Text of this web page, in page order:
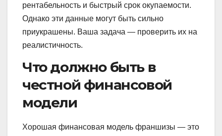
рентабельность и быстрый срок окупаемости.
Однако эти данные могут быть сильно
приукрашены. Ваша задача — проверить их на
реалистичность.
Что должно быть в
честной финансовой
модели
Хорошая финансовая модель франшизы — это